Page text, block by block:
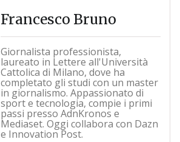
Francesco Bruno
Giornalista professionista,
laureato in Lettere all'Università
Cattolica di Milano, dove ha
completato gli studi con un master
in giornalismo. Appassionato di
sport e tecnologia, compie i primi
passi presso AdnKronos e
Mediaset. Oggi collabora con Dazn
e Innovation Post.